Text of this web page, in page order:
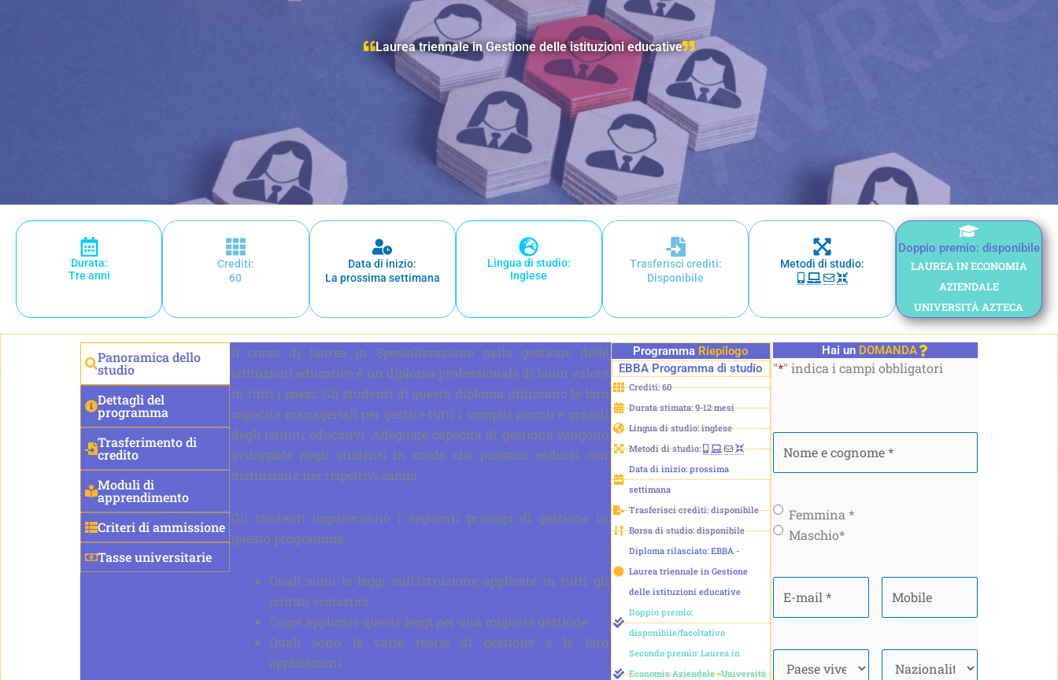
Laurea triennale in Gestione delle istituzioni educative
Durata:
Tre anni
Crediti:
60
Data di inizio:
La prossima settimana
Lingua di studio:
Inglese
Trasferisci crediti:
Disponibile
Metodi di studio:
Doppio premio: disponibile
LAUREA IN ECONOMIA
AZIENDALE
UNIVERSITÀ AZTECA
Panoramica dello
studio
Dettagli del
programma
Trasferimento di
credito
Moduli di
apprendimento
Criteri di ammissione
Tasse universitarie
Il corso di laurea in Specializzazione nella gestione delle
istituzioni educative è un diploma professionale di buon valore
in tutti i paesi. Gli studenti di questo diploma utilizzano le loro
capacità manageriali per gestire tutti i compiti piccoli e grandi
degli istituti educativi. Adeguate capacità di gestione vengono
sviluppate negli studenti in modo che possano esibirsi con
distinzione nei rispettivi campi.
Gli studenti impareranno i seguenti principi di gestione in
questo programma:
Quali sono le leggi sull'istruzione applicate in tutti gli
istituti scolastici
Come applicare queste leggi per una migliore gestione
Quali sono le varie teorie di gestione e le loro
applicazioni
Programma Riepilogo
EBBA Programma di studio
Crediti: 60
Durata stimata: 9-12 mesi
Lingua di studio: inglese
Metodi di studio:
Data di inizio: prossima
settimana
Trasferisci crediti: disponibile
Borsa di studio: disponibile
Diploma rilasciato: EBBA -
Laurea triennale in Gestione
delle istituzioni educative
Doppio premio:
disponibile/facoltativo
Secondo premio: Laurea in
Economia Aziendale»Università
Hai un DOMANDA
"*" indica i campi obbligatori
Genere*
Femmina *
Maschio*
mail*